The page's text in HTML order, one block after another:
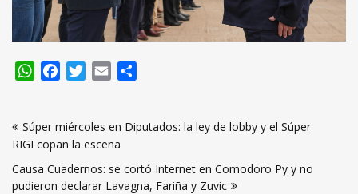
WhatsApp
FacebookTwitter
Email
de
entradas
Súper miércoles en Diputados: la ley de lobby y el Súper
RIGI copan la escena
Causa Cuadernos: se cortó Internet en Comodoro Py y no
pudieron declarar Lavagna, Fariña y Zuvic